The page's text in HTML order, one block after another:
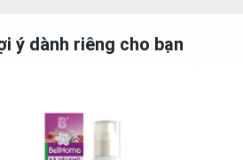
ý dành riêng cho bạn